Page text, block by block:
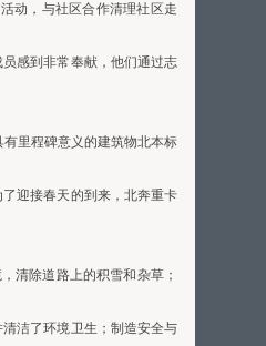
动，与社区合作清理社区走
感到非常奉献，他们通过志
里程碑意义的建筑物北本标
迎接春天的到来，北奔重卡
清除道路上的积雪和杂草；
洁了环境卫生；制造安全与